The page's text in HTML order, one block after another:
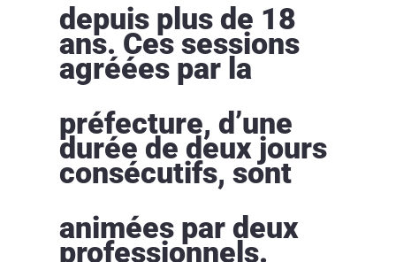
depuis plus de 18
ans. Ces sessions
agréées par la
préfecture, d’une
durée de deux jours
consécutifs, sont
animées par deux
professionnels.